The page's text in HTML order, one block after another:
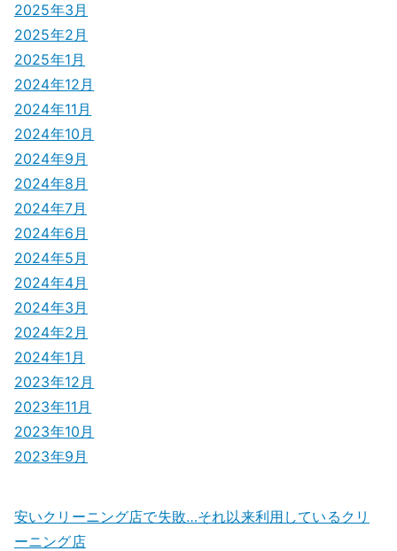
2025年3月
2025年2月
2025年1月
2024年12月
2024年11月
2024年10月
2024年9月
2024年8月
2024年7月
2024年6月
2024年5月
2024年4月
2024年3月
2024年2月
2024年1月
2023年12月
2023年11月
2023年10月
2023年9月
安いクリーニング店で失敗…それ以来利用しているクリ
ーニング店